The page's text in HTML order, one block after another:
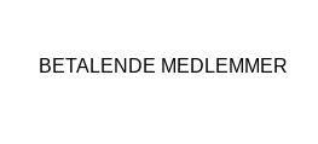
BETALENDE MEDLEMMER